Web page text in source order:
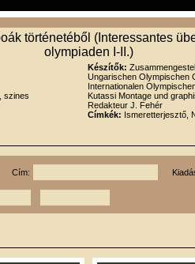
történetéből (Interessantes
olympiaden I-II.)
szines
Készítők:
Ungarischen Olympischen
Internationalen
Kutassi Montage und
Redakteur J. Fehér
Címkék: Ismeretterjesztő,
Cím: